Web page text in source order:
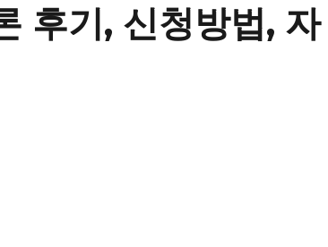
후기, 신청방법, 자